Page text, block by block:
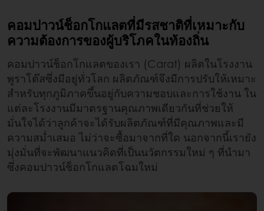
คอมปาวน์ช็อกโกแลตที่มีรสชาติที่เหมาะกับ
ความต้องการของผู้บริโภคในท้องถิ่น
คอมปาวน์ช็อกโกแลตของเรา (Carat) ผลิตในโรงงาน
พูราโต๊สซึ่งมีอยู่ทั่วโลก ผลิตภัณฑ์จึงมีการปรับให้เหมาะ
สำหรับทุกภูมิภาคขึ้นอยู่กับความชอบและการใช้งาน ใน
แต่ละโรงงานมีมาตรฐานคุณภาพเดียวกันที่ช่วยให้
มั่นใจได้ว่าลูกค้าจะได้รับผลิตภัณฑ์ที่มีคุณภาพและมี
ความสม่ำเสมอ ไม่ว่าจะซื้อมาจากที่ใด นอกจากนี้เรายัง
มุ่งมั่นที่จะพัฒนาแนวคิดที่เป็นนวัตกรรมใหม่ ๆ ที่นำมา
ซึ่งคอมปาวน์ช็อกโกแลตโฉมใหม่